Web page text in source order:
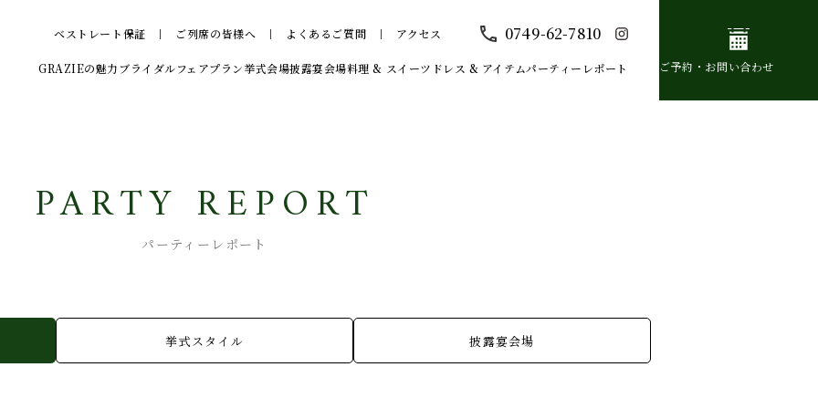
ベストレート保証 ご列席の皆様へ よくあるご質問 アクセス 0749-62-7810
GRAZIEの魅力 ブライダルフェアプラン挙式会場披露宴会場料理 & スイーツ ドレス & アイテムパーティーレポート ご予約・お問い合わせ
PARTY REPORT
パーティーレポート
挙式スタイル 披露宴会場